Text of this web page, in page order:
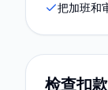
把加班和
检查扣